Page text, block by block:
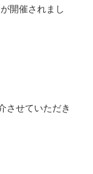
開催されまし
させていただき